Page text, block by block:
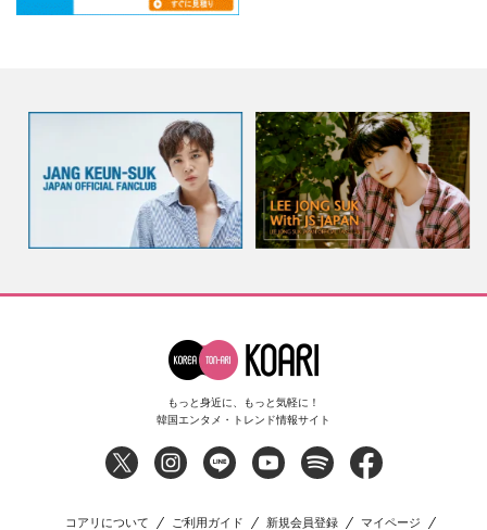
もっと身近に、もっと気軽に！
韓国エンタメ・トレンド情報サイト
コアリについて ご利用ガイド 新規会員登録
マイページ